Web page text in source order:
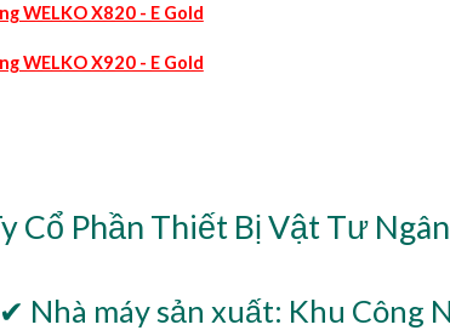
WELKO X820 - E Gold
WELKO X920 - E Gold
Cổ Phần Thiết Bị Vật Tư
✔ Nhà máy sản xuất: Khu Công